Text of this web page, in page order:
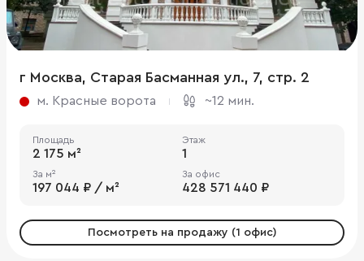
г Москва, Старая Басманная ул., 7, стр. 2
м. Красные ворота ~12 мин.
Площадь
2 175 м²
Этаж
1
За м²
197 044 ₽ / м²
За офис
428 571 440 ₽
Посмотреть на продажу (1 офис)